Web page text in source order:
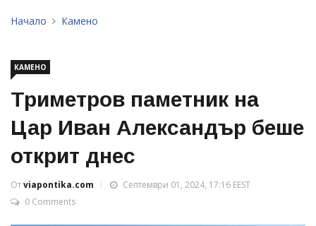
Начало Камено
КАМЕНО
Триметров паметник на
Цар Иван Александър беше
открит днес
Отviapontika.com
Септември 01, 2024, 17:16 EEST
0 Comments